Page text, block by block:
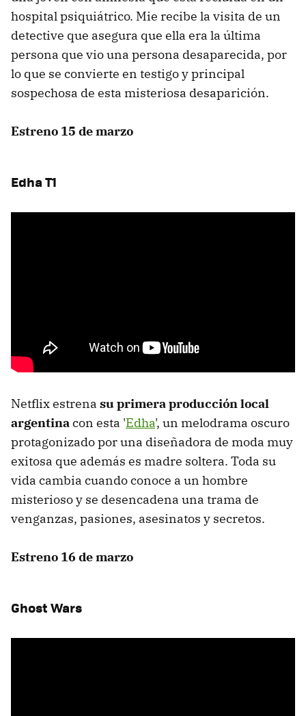
hospital psiquiátrico. Mie recibe la visita de un
detective que asegura que ella era la última
persona que vio una persona desaparecida, por
lo que se convierte en testigo y principal
sospechosa de esta misteriosa desaparición.
Estreno 15 de marzo
Edha T1
Netflix estrena su primera producción local
argentinacon esta 'Edha', un melodrama oscuro
protagonizado por una diseñadora de moda muy
exitosa que además es madre soltera. Toda su
vida cambia cuando conoce a un hombre
misterioso y se desencadena una trama de
venganzas, pasiones, asesinatos y secretos.
Estreno 16 de marzo
Ghost Wars